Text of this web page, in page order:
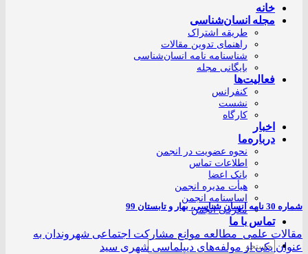
خانه
مجله انسان‌شناسی
طریقه اشتراک
راهنمای تدوین مقالات
شناسنامه نامه انسان‌شناسی
بایگانی مجله
فعالیت‌ها
کنفرانس
نشست
کارگاه
اخبار
درباره‌ما
نحوه عضویت در انجمن
اطلاعات تماس
بانک اعضا
هیأت مدیره انجمن
اساسنامه انجمن
معرفی انجمن
تماس با ما
شماره 30 نامه انسان شناسی، بهار و تابستان 99
مقالات علمی مطالعه موانع مشارکت اجتماعی شهروندان به
عنوان یکی از مولفه‌های دیپلماسی شهری سید